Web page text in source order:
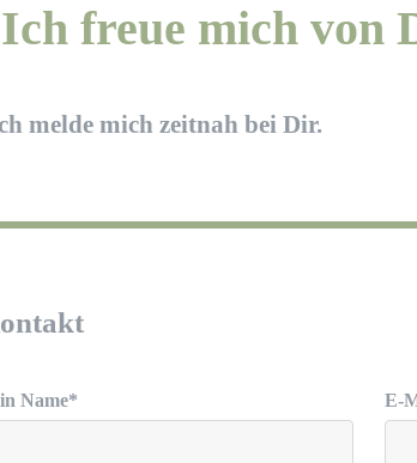
freue mich von
melde mich zeitnah bei Dir.
Name* E-